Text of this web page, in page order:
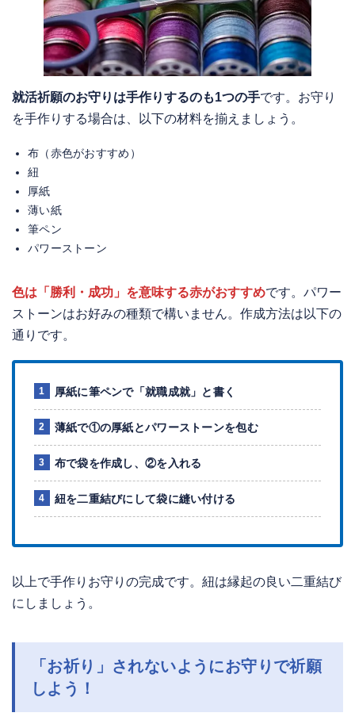
就活祈願のお守りは手作りするのも1つの手です。お守り
を手作りする場合は、以下の材料を揃えましょう。
布（赤色がおすすめ）
紐
厚紙
薄い紙
筆ペン
パワーストーン
色は「勝利・成功」を意味する赤がおすすめです。パワー
ストーンはお好みの種類で構いません。作成方法は以下の
通りです。
厚紙に筆ペンで「就職成就」と書く
薄紙で①の厚紙とパワーストーンを包む
布で袋を作成し、②を入れる
紐を二重結びにして袋に縫い付ける
以上で手作りお守りの完成です。紐は縁起の良い二重結び
にしましょう。
「お祈り」されないようにお守りで祈願
しよう！